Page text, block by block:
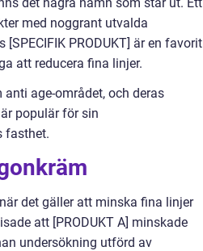
med noggrant utvalda
PRODUKT] är en favorit
att reducera fina linjer.
age-området, och deras
populär för sin
fasthet.
det gäller att minska fina linjer
att [PRODUKT A] minskade
undersökning utförd av